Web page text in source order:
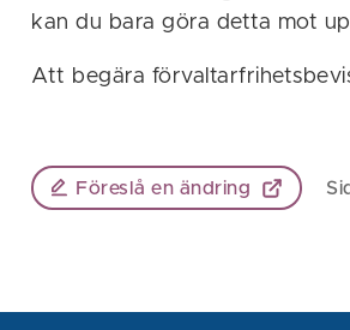
kan du bara göra detta mot
Att begära
Föreslå en ändring